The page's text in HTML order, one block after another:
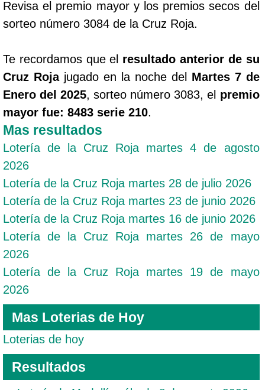
Revisa el premio mayor y los premios secos del
sorteo número 3084 de la Cruz Roja.
Te recordamos que el resultado anterior de su
Cruz Rojajugado en la noche del Martes 7 de
Enero del 2025, sorteo número 3083, el premio
mayor fue: 8483 serie 210.
Mas resultados
Lotería de la Cruz Roja martes 4 de agosto
2026
Lotería de la Cruz Roja martes 28 de julio 2026
Lotería de la Cruz Roja martes 23 de junio 2026
Lotería de la Cruz Roja martes 16 de junio 2026
Lotería de la Cruz Roja martes 26 de mayo
2026
Lotería de la Cruz Roja martes 19 de mayo
2026
Mas Loterias de Hoy
Loterias de hoy
Resultados